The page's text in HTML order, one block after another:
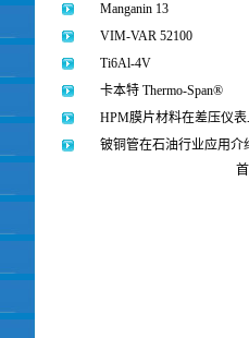
Manganin 13
VIM-VAR 52100
Ti6Al-4V
卡本特 Thermo-Span®
HPM膜片材料在差压仪
铍铜管在石油行业应用介